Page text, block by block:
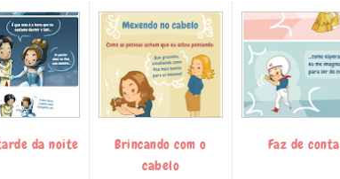
da noite
Brincando com o
cabelo
Faz de conta